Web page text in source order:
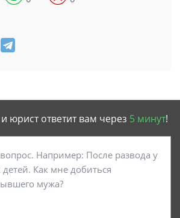
юрист ответит вам через 5 минут!